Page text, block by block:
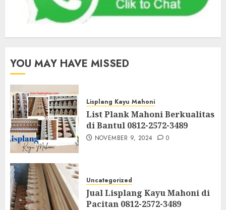
YOU MAY HAVE MISSED
Lisplang Kayu Mahoni
List Plank Mahoni Berkualitas
di Bantul 0812-2572-3489
NOVEMBER 9, 2024 0
Uncategorized
Jual Lisplang Kayu Mahoni di
Pacitan 0812-2572-3489